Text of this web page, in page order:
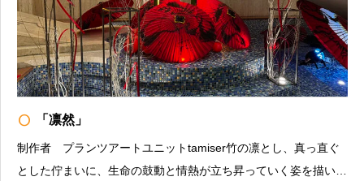
radio_button_unchecked 「凛然」
制作者 プランツアートユニットtamiser竹の凛とし、真っ直ぐ
とした佇まいに、生命の鼓動と情熱が立ち昇っていく姿を描いた